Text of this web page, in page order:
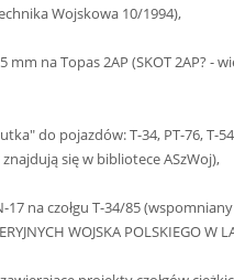
Wojskowa 10/1994),
mm na Topas 2AP (SKOT 2AP? -
do pojazdów: T-34, PT-76, T-
się w bibliotece ASzWoj),
na czołgu T-34/85 (wspomniany
WOJSKA POLSKIEGO W